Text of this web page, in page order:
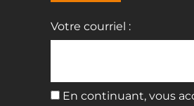
Votre courriel :
En continuant, vous